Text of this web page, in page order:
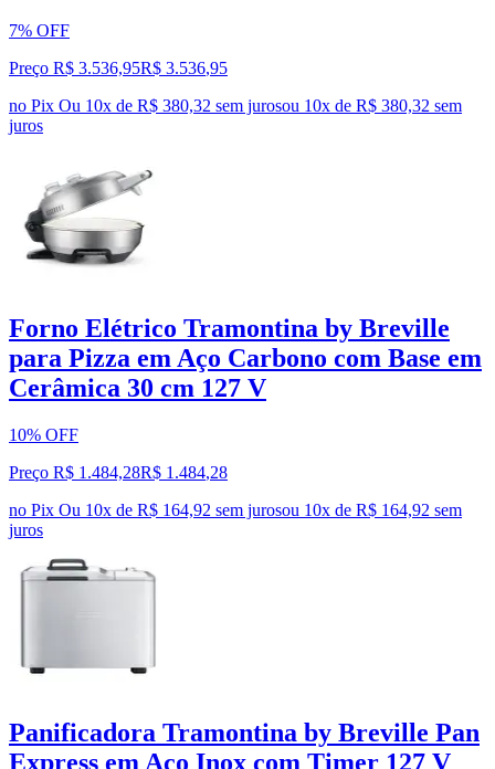
7% OFF
Preço R$ 3.536,95R$ 3.536,95
no Pix Ou 10x de R$ 380,32 sem jurosou 10x de R$ 380,32 sem
juros
Forno Elétrico Tramontina by Breville
para Pizza em Aço Carbono com Base em
Cerâmica 30 cm 127 V
10% OFF
Preço R$ 1.484,28R$ 1.484,28
no Pix Ou 10x de R$ 164,92 sem jurosou 10x de R$ 164,92 sem
juros
Panificadora Tramontina by Breville Pan
Express em Aço Inox com Timer 127 V